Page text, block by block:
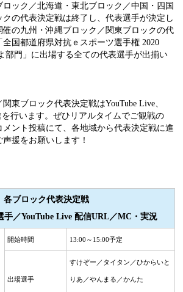
ック／北海道・東北ブロック／中国・四国
の代表決定戦は終了し、代表選手が決定し
催の九州・沖縄ブロック／関東ブロックの代
国都道府県対抗ｅスポーツ選手権 2020
部門」に出場する全ての代表選手が出揃い
東ブロック代表決定戦はYouTube Live、
を行います。ぜひリアルタイムでご観戦の
ント投稿にて、各地域から代表決定戦に進
援をお願いします！
各ブロック代表決定戦
手／YouTube Live 配信URL／MC ・実況
開始時間 13:00～15:00予定
出場選手
すけぞー／タイタン／ひからいと
りあ／やんまる／かんた